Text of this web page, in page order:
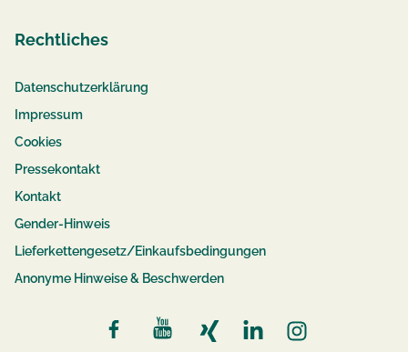
Rechtliches
Datenschutzerklärung
Impressum
Cookies
Pressekontakt
Kontakt
Gender-Hinweis
Lieferkettengesetz/Einkaufsbedingungen
Anonyme Hinweise & Beschwerden